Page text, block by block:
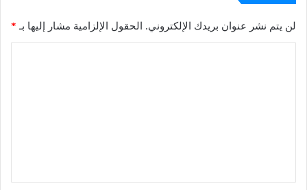
لن يتم نشر عنوان بريدك الإلكتروني. الحقول الإلزامية مشار إليها بـ *